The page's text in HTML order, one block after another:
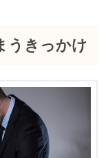
うきっかけ